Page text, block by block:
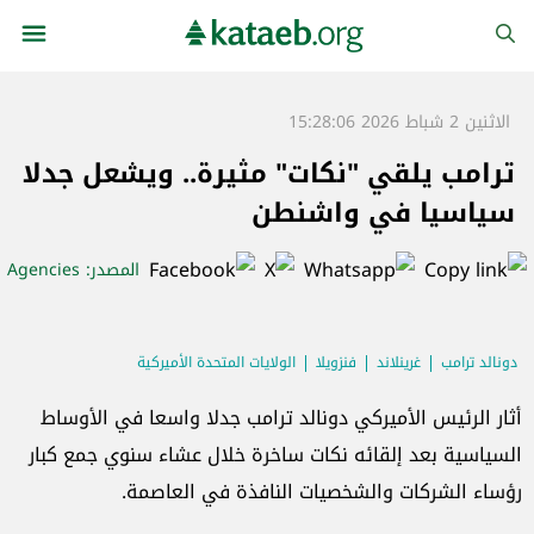
الاثنين 2 شباط 2026 15:28:06
ترامب يلقي "نكات" مثيرة.. ويشعل جدلا
سياسيا في واشنطن
المصدر: Agencies
دونالد ترامب غرينلاند فنزويلا الولايات المتحدة الأميركية
أثار الرئيس الأميركي دونالد ترامب جدلا واسعا في الأوساط
السياسية بعد إلقائه نكات ساخرة خلال عشاء سنوي جمع كبار
رؤساء الشركات والشخصيات النافذة في العاصمة.